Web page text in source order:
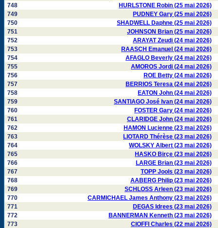
748
HURLSTONE Robin (25 mai 2026)
749
PUDNEY Gary (25 mai 2026)
750
SHADWELL Daphne (25 mai 2026)
751
JOHNSON Brian (25 mai 2026)
752
ARAYAT Zeudi (24 mai 2026)
753
RAASCH Emanuel (24 mai 2026)
754
AFAGLO Beverly (24 mai 2026)
755
AMOROS Jordi (24 mai 2026)
756
ROE Betty (24 mai 2026)
757
BERRIOS Teresa (24 mai 2026)
758
EATON John (24 mai 2026)
759
SANTIAGO José Ivan (24 mai 2026)
760
FOSTER Gary (24 mai 2026)
761
CLARIDGE John (24 mai 2026)
762
HAMON Lucienne (23 mai 2026)
763
LIOTARD Thérèse (23 mai 2026)
764
WOLSKY Albert (23 mai 2026)
765
HASKO Birçe (23 mai 2026)
766
LARGE Brian (23 mai 2026)
767
TOPP Jools (23 mai 2026)
768
AABERG Philip (23 mai 2026)
769
SCHLOSS Arleen (23 mai 2026)
770
CARMICHAEL James Anthony (23 mai 2026)
771
DEGAS Idrees (23 mai 2026)
772
BANNERMAN Kenneth (23 mai 2026)
773
CIOFFI Charles (22 mai 2026)